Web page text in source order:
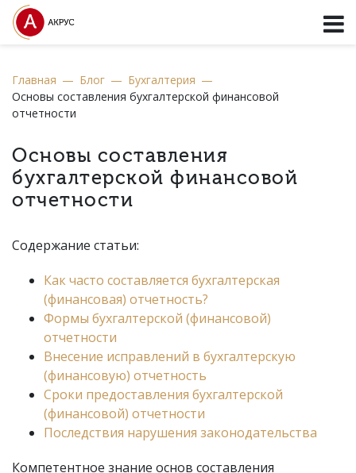
Главная — Блог — Бухгалтерия —
Основы составления бухгалтерской финансовой
отчетности
Основы составления
бухгалтерской финансовой
отчетности
Содержание статьи:
Как часто составляется бухгалтерская
(финансовая) отчетность?
Формы бухгалтерской (финансовой)
отчетности
Внесение исправлений в бухгалтерскую
(финансовую) отчетность
Сроки предоставления бухгалтерской
(финансовой) отчетности
Последствия нарушения законодательства
Компетентное знание основ составления